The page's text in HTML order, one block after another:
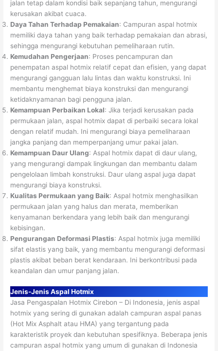
jalan tetap dalam kondisi baik sepanjang tahun, mengurangi
kerusakan akibat cuaca.
Daya Tahan Terhadap Pemakaian: Campuran aspal hotmix
memiliki daya tahan yang baik terhadap pemakaian dan abrasi,
sehingga mengurangi kebutuhan pemeliharaan rutin.
Kemudahan Pengerjaan: Proses pencampuran dan
penempatan aspal hotmix relatif cepat dan efisien, yang dapat
mengurangi gangguan lalu lintas dan waktu konstruksi. Ini
membantu menghemat biaya konstruksi dan mengurangi
ketidaknyamanan bagi pengguna jalan.
Kemampuan Perbaikan Lokal: Jika terjadi kerusakan pada
permukaan jalan, aspal hotmix dapat di perbaiki secara lokal
dengan relatif mudah. Ini mengurangi biaya pemeliharaan
jangka panjang dan memperpanjang umur pakai jalan.
Kemampuan Daur Ulang: Aspal hotmix dapat di daur ulang,
yang mengurangi dampak lingkungan dan membantu dalam
pengelolaan limbah konstruksi. Daur ulang aspal juga dapat
mengurangi biaya konstruksi.
Kualitas Permukaan yang Baik: Aspal hotmix menghasilkan
permukaan jalan yang halus dan merata, memberikan
kenyamanan berkendara yang lebih baik dan mengurangi
kebisingan.
Pengurangan Deformasi Plastis: Aspal hotmix juga memiliki
sifat elastis yang baik, yang membantu mengurangi deformasi
plastis akibat beban berat kendaraan. Ini berkontribusi pada
keandalan dan umur panjang jalan.
Jenis-Jenis Aspal Hotmix
Jasa Pengaspalan Hotmix Cirebon – Di Indonesia, jenis aspal
hotmix yang sering di gunakan adalah campuran aspal panas
(Hot Mix Asphalt atau HMA) yang tergantung pada
karakteristik proyek dan kebutuhan spesifiknya. Beberapa jenis
campuran aspal hotmix yang umum di gunakan di Indonesia